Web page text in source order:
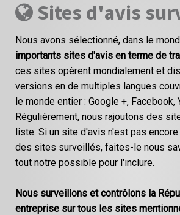
Sites d'avis
Nous avons sélectionné, dans le
importants sites d'avis en terme de
ces sites opèrent mondialement et
versions en de multiples langues
le monde entier : Google +, Facebook,
Régulièrement, nous rajoutons des
liste. Si un site d'avis n'est pas
des sites surveillés, faites-le nous
tout notre possible pour l'inclure.
Nous surveillons et contrôlons la
entreprise sur tous les sites